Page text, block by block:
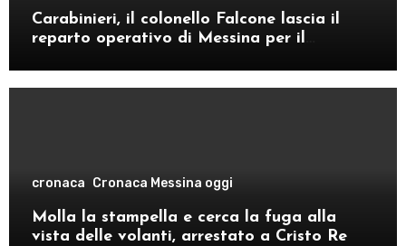
Carabinieri, il colonello Falcone lascia il
reparto operativo di Messina per il
cronaca Cronaca Messina oggi
Molla la stampella e cerca la fuga alla
vista delle volanti, arrestato a Cristo Re